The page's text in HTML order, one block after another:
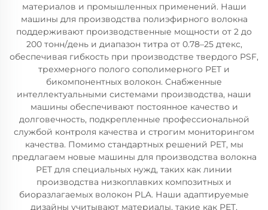
материалов и промышленных применений. Наши
машины для производства полиэфирного волокна
поддерживают производственные мощности от 2 до
200 тонн/день и диапазон титра от 0.78–25 дтекс,
обеспечивая гибкость при производстве твердого PSF,
трехмерного полого сополимерного PET и
бикомпонентных волокон. Снабженные
интеллектуальными системами производства, наши
машины обеспечивают постоянное качество и
долговечность, подкрепленные профессиональной
службой контроля качества и строгим мониторингом
качества. Помимо стандартных решений PET, мы
предлагаем новые машины для производства волокна
PET для специальных нужд, таких как линии
производства низкоплавких композитных и
биоразлагаемых волокон PLA. Наши адаптируемые
дизайны учитывают материалы, такие как PET,